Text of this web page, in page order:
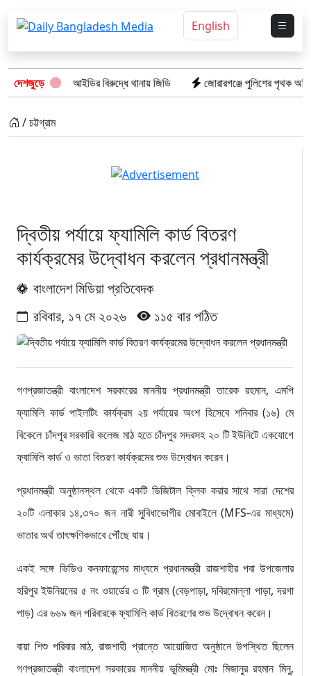
English
দেশজুড়েদুই আইডির বিরুদ্ধে থানায় জিডি জোরারগঞ্জে পুলিশের পৃথক অভিযান:
/ চট্টগ্রাম
দ্বিতীয় পর্যায়ে ফ্যামিলি কার্ড বিতরণ
কার্যক্রমের উদ্বোধন করলেন প্রধানমন্ত্রী
বাংলাদেশ মিডিয়া প্রতিবেদক
রবিবার, ১৭ মে ২০২৬
১১৫ বার পঠিত
গণপ্রজাতন্ত্রী বাংলাদেশ সরকারের মাননীয় প্রধানমন্ত্রী তারেক রহমান, এমপি
ফ্যামিলি কার্ড পাইলটিং কার্যক্রম ২য় পর্যায়ের অংশ হিসেবে শনিবার (১৬) মে
বিকেলে চাঁদপুর সরকারি কলেজ মাঠ হতে চাঁদপুর সদরসহ ২০ টি ইউনিটে একযোগে
ফ্যামিলি কার্ড ও ভাতা বিতরণ কার্যক্রমের শুভ উদ্বোধন করেন।
প্রধানমন্ত্রী অনুষ্ঠানস্থল থেকে একটি ডিজিটাল ক্লিক করার সাথে সারা দেশের
২০টি এলাকার ১৪,৩৭০ জন নারী সুবিধাভোগীর মোবাইলে (MFS-এর মাধ্যমে)
ভাতার অর্থ তাৎক্ষণিকভাবে পৌঁছে যায়।
একই সঙ্গে ভিডিও কনফারেন্সের মাধ্যমে প্রধানমন্ত্রী রাজশাহীর পবা উপজেলার
হরিপুর ইউনিয়নের ৫ নং ওয়ার্ডের ৩ টি গ্রাম (বেড়পাড়া, দবিরমোল্লা পাড়া, দরগা
পাড়) এর ৬৬৯ জন পরিবারকে ফ্যামিলি কার্ড বিতরণের শুভ উদ্বোধন করেন।
বায়া শিশু পরিবার মাঠ, রাজশাহী প্রান্তে আয়োজিত অনুষ্ঠানে উপস্থিত ছিলেন
গণপ্রজাতন্ত্রী বাংলাদেশ সরকারের মাননীয় ভূমিমন্ত্রী মোঃ মিজানুর রহমান মিনু,